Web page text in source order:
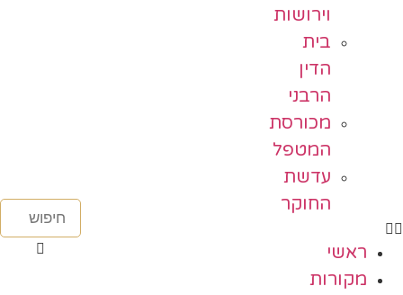
וירושות
בית
הדין
הרבני
מכורסת
המטפל
עדשת
החוקר
ראשי
מקורות